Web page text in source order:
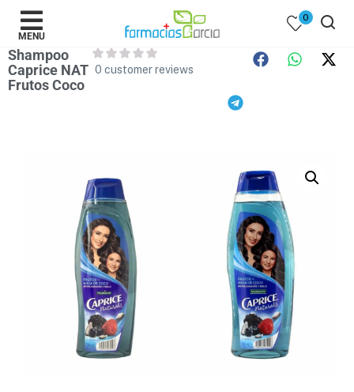
MENU
0
Shampoo
Caprice NAT
Frutos Coco
0 customer reviews